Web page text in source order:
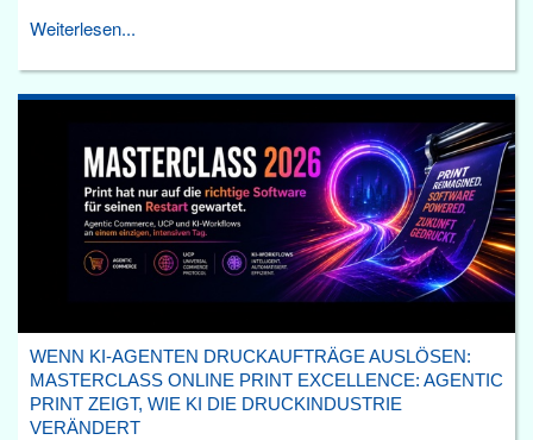
Weiterlesen...
WENN KI-AGENTEN DRUCKAUFTRÄGE AUSLÖSEN:
MASTERCLASS ONLINE PRINT EXCELLENCE: AGENTIC
PRINT ZEIGT, WIE KI DIE DRUCKINDUSTRIE
VERÄNDERT